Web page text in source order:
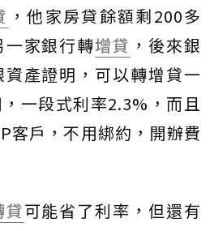
，他家房貸餘額剩200多
家銀行轉增貸 ，後來銀
產證明，可以轉增貸一
一段式利率2.3%，而且
客戶，不用綁約，開辦費
貸可能省了利率，但還有